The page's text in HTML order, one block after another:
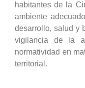
habitantes de la
ambiente
desarrollo, salud y
vigilancia de la
normatividad en
territorial.